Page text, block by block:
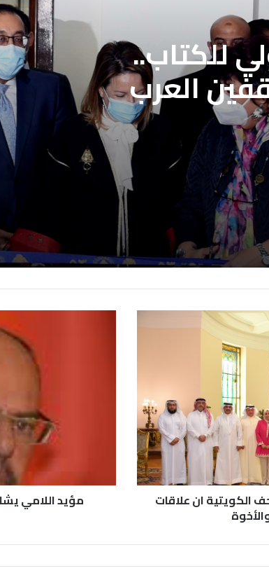
للكتاب..
العرب
فتح باب
بنقابة
الكويتية ان علاقات مؤيد اللامي